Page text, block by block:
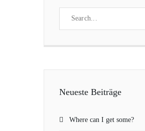
Neueste Beiträge
Where can I get some?